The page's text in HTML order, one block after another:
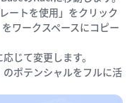
ートを使用」をクリック
ワークスペースにコピー
じて変更します。
ポテンシャルをフルに活